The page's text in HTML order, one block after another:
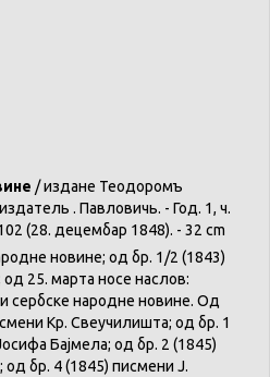
/ издане Теодоромъ
Ө. Павловичь. - Год. 1, ч.
(28. децембар 1848). - 32 cm
новине; од бр. 1/2 (1843)
25. марта носе наслов:
сербске народне новине. Од
Кр. Свеучилишта; од бр. 1
Бајмела; од бр. 2 (1845)
бр. 4 (1845) писмени Ј.